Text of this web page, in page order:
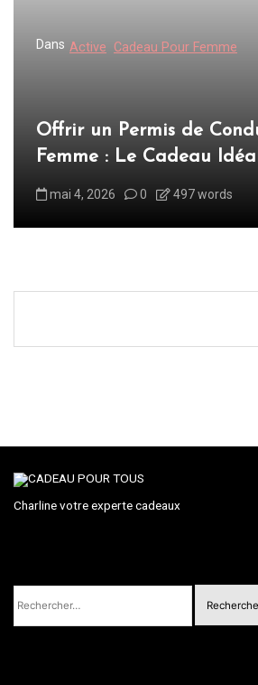
Dans Active Cadeau Pour Femme
Offrir un Permis de
Femme : Le Cadeau
mai 4, 2026 0 497 words
Charline votre experte cadeaux
Rechercher :